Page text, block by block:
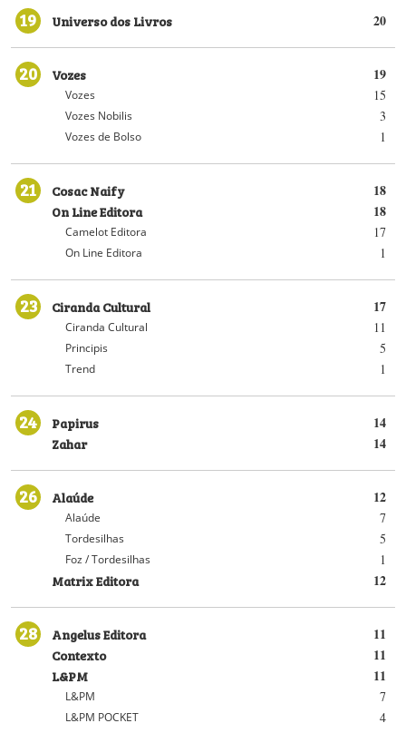
19 20
Universo dos Livros
20 19
Vozes
15
Vozes
3
Vozes Nobilis
1
Vozes de Bolso
21 18
Cosac Naify
18
On Line Editora
17
Camelot Editora
1
On Line Editora
23 17
Ciranda Cultural
11
Ciranda Cultural
5
Principis
1
Trend
24 14
Papirus
14
Zahar
26 12
Alaúde
7
Alaúde
5
Tordesilhas
1
Foz / Tordesilhas
12
Matrix Editora
28 11
Angelus Editora
11
Contexto
11
L&PM
7
L&PM
4
L&PM POCKET